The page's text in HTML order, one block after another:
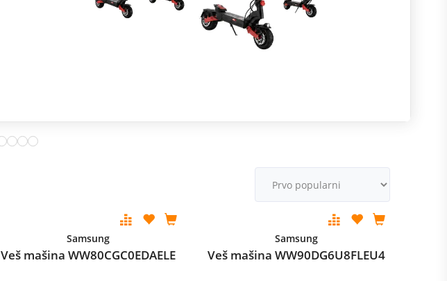
Samsung
Veš mašina WW80CGC0EDAELE
Samsung
Veš mašina WW90DG6U8FLEU4